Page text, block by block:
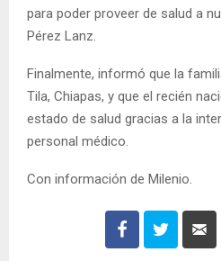
para poder proveer de salud a
Pérez Lanz.
Finalmente, informó que la
Tila, Chiapas, y que el recién
estado de salud gracias a la
personal médico.
Con información de Milenio.